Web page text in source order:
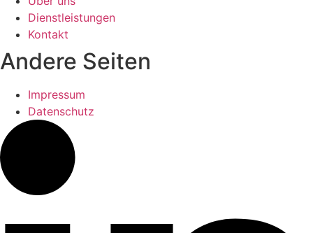
Dienstleistungen
Kontakt
Andere Seiten
Impressum
Datenschutz